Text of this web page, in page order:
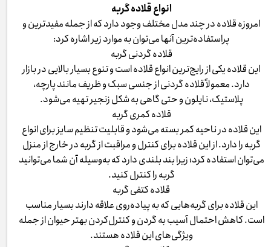
انواع قلاده گربه
امروزه قلاده در چند مدل مختلف وجود دارد که از جمله مفیدترین و
پراستفاده‌ترین آنها می‌توان به موارد زیر اشاره کرد:
قلاده گردنی گربه
این قلاده یکی از رایج‌ترین انواع قلاده است و تنوع بسیار بالایی در بازار
دارد. معمولاً قلاده گردنی از جنسی سبک و ظریف مانند پارچه،
پلاستیک، نایلون و حتی گاهی به شکل زنجیر تهیه می‌شود.
قلاده کمری گربه
این قلاده در ناحیه کمر بسته می‌شود و قابلیت تنظیم سایز برای انواع
گربه را دارد. از این قلاده برای کنترل و مراقبت از گربه در خارج از منزل
می‌توان استفاده کرد؛ زیرا بند بلندی دارد که به‌وسیله آن شما می‌توانید
گربه را کنترل کنید.
قلاده کتفی گربه
این قلاده برای گربه‌هایی که به پیاده‌روی علاقه دارند بسیار مناسب
است. کاهش احتمال آسیب به گردن و کنترل‌کردن بهتر حیوان از جمله
ویژگی‌های این قلاده هستند.